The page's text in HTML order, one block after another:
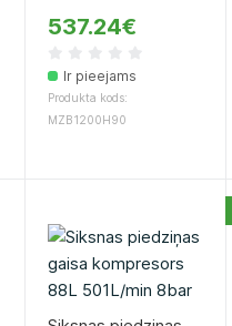
537.24€
Ir pieejams
Produkta kods:
MZB1200H90